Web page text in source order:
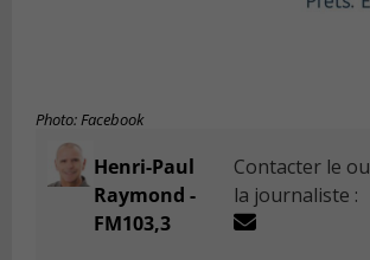
Photo: Facebook
Henri-Paul
Raymond -
FM103,3
Contacter le ou
la journaliste :